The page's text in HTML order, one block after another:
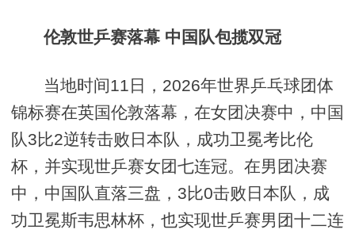
伦敦世乒赛落幕 中国队包揽双冠
当地时间11日，2026年世界乒乓球团体
锦标赛在英国伦敦落幕，在女团决赛中，中国
队3比2逆转击败日本队，成功卫冕考比伦
杯，并实现世乒赛女团七连冠。在男团决赛
中，中国队直落三盘，3比0击败日本队，成
功卫冕斯韦思林杯，也实现世乒赛男团十二连